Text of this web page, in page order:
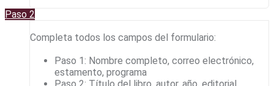
Paso 2
Completa todos los campos del formulario:
Paso 1: Nombre completo, correo electrónico,
estamento, programa